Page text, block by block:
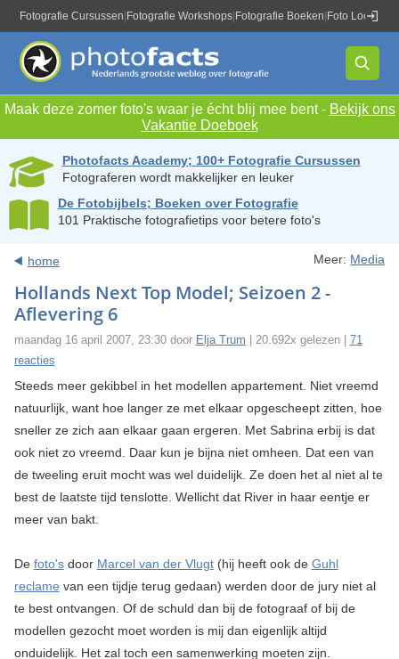
Fotografie Cursussen Fotografie Workshops Fotografie Boeken Foto Locaties
Maak deze zomer foto's waar je écht blij mee bent - Bekijk ons
Vakantie Doeboek
Photofacts Academy; 100+ Fotografie Cursussen
Fotograferen wordt makkelijker en leuker
De Fotobijbels; Boeken over Fotografie
101 Praktische fotografietips voor betere foto's
home Meer: Media
Hollands Next Top Model; Seizoen 2 -
Aflevering 6
maandag 16 april 2007, 23:30 door Elja Trum | 20.692x gelezen | 71
reacties
Steeds meer gekibbel in het modellen appartement. Niet vreemd
natuurlijk, want hoe langer ze met elkaar opgescheept zitten, hoe
sneller ze zich aan elkaar gaan ergeren. Met Sabrina erbij is dat
ook niet zo vreemd. Daar kun je bijna niet omheen. Dat een van
de tweeling eruit mocht was wel duidelijk. Ze doen het al niet al te
best de laatste tijd tenslotte. Wellicht dat River in haar eentje er
meer van bakt.
De foto'sdoor Marcel van der Vlugt(hij heeft ook de Guhl
reclame van een tijdje terug gedaan) werden door de jury niet al
te best ontvangen. Of de schuld dan bij de fotograaf of bij de
modellen gezocht moet worden is mij dan eigenlijk altijd
onduidelijk. Het zal toch een samenwerking moeten zijn.